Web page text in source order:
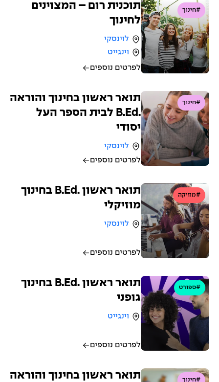
ו
ך
מ
ו
ז
ל
י
.
.
.
#חינוך
תוכנית רום – המצוינים
לחינוך
לוינסקי
וינגייט
לפרטים נוספים
#חינוך
תואר ראשון בחינוך והוראה
.B.Ed לבית הספר העל
יסודי
לוינסקי
לפרטים נוספים
#מוזיקה
תואר ראשון .B.Ed בחינוך
מוזיקלי
לוינסקי
לפרטים נוספים
#ספורט
תואר ראשון .B.Ed בחינוך
גופני
וינגייט
לפרטים נוספים
#חינוך תואר ראשון בחינוך והוראה